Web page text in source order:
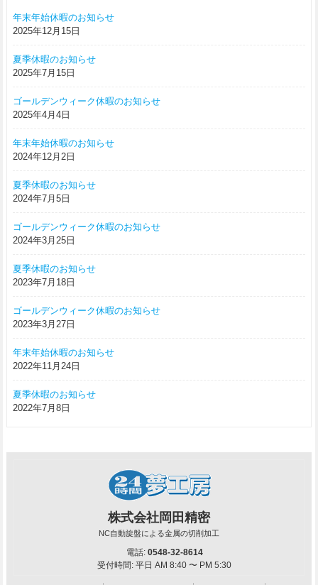
年末年始休暇のお知らせ
2025年12月15日
夏季休暇のお知らせ
2025年7月15日
ゴールデンウィーク休暇のお知らせ
2025年4月4日
年末年始休暇のお知らせ
2024年12月2日
夏季休暇のお知らせ
2024年7月5日
ゴールデンウィーク休暇のお知らせ
2024年3月25日
夏季休暇のお知らせ
2023年7月18日
ゴールデンウィーク休暇のお知らせ
2023年3月27日
年末年始休暇のお知らせ
2022年11月24日
夏季休暇のお知らせ
2022年7月8日
株式会社岡田精密
NC自動旋盤による金属の切削加工
電話: 0548-32-8614
受付時間: 平日 AM 8:40 〜 PM 5:30